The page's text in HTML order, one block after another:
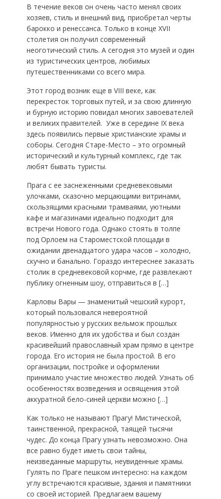
В течение веков он очень часто менял своих
хозяев, стиль и внешний вид, приобретал черты
барокко и ренессанса. Только в конце XVII
столетия он получил современный
неоготический стиль. А сегодня это музей и один
из туристических центров, любимых
путешественниками со всего мира.
Этот город возник еще в VIII веке, как
перекресток торговых путей, и за свою длинную
и бурную историю повидал многих завоевателей
и великих правителей. Уже в середине IX века
здесь появились первые христианские храмы и
соборы. Сегодня Старе-Место – это огромный
исторический и культурный комплекс, где так
любят бывать туристы.
Прага с ее заснеженными средневековыми
улочками, сказочно мерцающими витринами,
скользящими красными трамваями, уютными
кафе и магазинами идеально подходит для
встречи Нового года. Однако стоять в толпе
под Орлоем на Староместской площади в
ожидании двенадцатого удара часов – холодно,
скучно и банально. Гораздо интереснее заказать
столик в средневековой корчме, где развлекают
публику огненным шоу, отправиться в […]
Карловы Вары — знаменитый чешский курорт,
который пользовался невероятной
популярностью у русских вельмож прошлых
веков. Именно для их удобства и был создан
красивейший православный храм прямо в центре
города. Его история не была простой. В его
организации, постройке и оформлении
принимало участие множество людей. Узнать об
особенностях возведения и освящения этой
аккуратной бело-синей церкви можно […]
Как только не называют Прагу! Мистической,
таинственной, прекрасной, таящей тысячи
чудес. До конца Прагу узнать невозможно. Она
все равно будет иметь свои тайны,
неизведанные маршруты, неувиденные храмы.
Гулять по Праге пешком интересно: на каждом
углу встречаются красивые, здания и памятники
со своей историей. Предлагаем вашему